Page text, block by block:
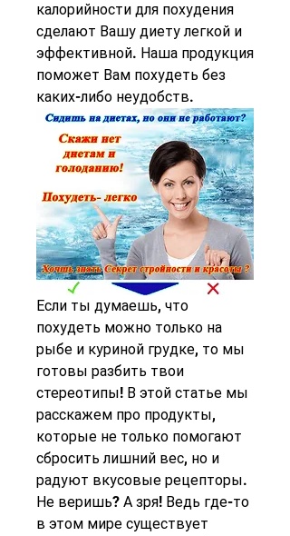
калорийности для похудения
сделают Вашу диету легкой и
эффективной. Наша продукция
поможет Вам похудеть без
каких-либо неудобств.
Если ты думаешь, что
похудеть можно только на
рыбе и куриной грудке, то мы
готовы разбить твои
стереотипы! В этой статье мы
расскажем про продукты,
которые не только помогают
сбросить лишний вес, но и
радуют вкусовые рецепторы.
Не веришь? А зря! Ведь где-то
в этом мире существует